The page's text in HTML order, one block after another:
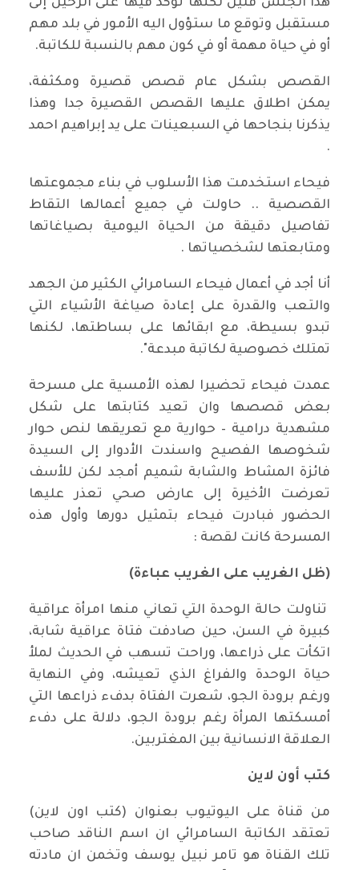
هذا الجنس قليل لكنها تؤكد فيها على الرحيل إلى
مستقبل وتوقع ما ستؤول اليه الأمور في بلد مهم
أو في حياة مهمة أو في كون مهم بالنسبة للكاتبة.
القصص بشكل عام قصص قصيرة ومكثفة،
يمكن اطلاق عليها القصص القصيرة جدا وهذا
يذكرنا بنجاحها في السبعينات على يد إبراهيم احمد
.
فيحاء استخدمت هذا الأسلوب في بناء مجموعتها
القصصية .. حاولت في جميع أعمالها التقاط
تفاصيل دقيقة من الحياة اليومية بصياغاتها
ومتابعتها لشخصياتها .
أنا أجد في أعمال فيحاء السامرائي الكثير من الجهد
والتعب والقدرة على إعادة صياغة الأشياء التي
تبدو بسيطة، مع ابقائها على بساطتها، لكنها
تمتلك خصوصية لكاتبة مبدعة".
عمدت فيحاء تحضيرا لهذه الأمسية على مسرحة
بعض قصصها وان تعيد كتابتها على شكل
مشهدية درامية – حوارية مع تعريقها لنص حوار
شخوصها الفصيح واسندت الأدوار إلى السيدة
فائزة المشاط والشابة شميم أمجد لكن للأسف
تعرضت الأخيرة إلى عارض صحي تعذر عليها
الحضور فبادرت فيحاء بتمثيل دورها وأول هذه
المسرحة كانت لقصة :
(ظل الغريب على الغريب عباءة)
تناولت حالة الوحدة التي تعاني منها امرأة عراقية
كبيرة في السن، حين صادفت فتاة عراقية شابة،
اتكأت على ذراعها، وراحت تسهب في الحديث لملأ
حياة الوحدة والفراغ الذي تعيشه، وفي النهاية
ورغم برودة الجو، شعرت الفتاة بدفء ذراعها التي
أمسكتها المرأة رغم برودة الجو، دلالة على دفء
العلاقة الانسانية بين المغتربين.
كتب أون لاين
من قناة على اليوتيوب بعنوان (كتب اون لاين)
تعتقد الكاتبة السامرائي ان اسم الناقد صاحب
تلك القناة هو تامر نبيل يوسف وتخمن ان مادته